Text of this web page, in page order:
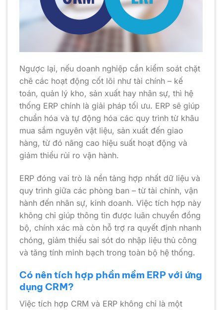
Ngược lại, nếu doanh nghiệp cần kiểm soát chặt
chẽ các hoạt động cốt lõi như tài chính – kế
toán, quản lý kho, sản xuất hay nhân sự, thì hệ
thống ERP chính là giải pháp tối ưu. ERP sẽ giúp
chuẩn hóa và tự động hóa các quy trình từ khâu
mua sắm nguyên vật liệu, sản xuất đến giao
hàng, từ đó nâng cao hiệu suất hoạt động và
giảm thiểu rủi ro vận hành.
ERP đóng vai trò là nền tảng hợp nhất dữ liệu và
quy trình giữa các phòng ban – từ tài chính, vận
hành đến nhân sự, kinh doanh. Việc tích hợp này
không chỉ giúp thông tin được luân chuyển đồng
bộ, chính xác mà còn hỗ trợ ra quyết định nhanh
chóng, giảm thiểu sai sót do nhập liệu thủ công
và tăng tính minh bạch trong toàn bộ hệ thống.
Có nên tích hợp phần mềm ERP với ứng
dụng CRM?
Việc tích hợp CRM và ERP không chỉ là một